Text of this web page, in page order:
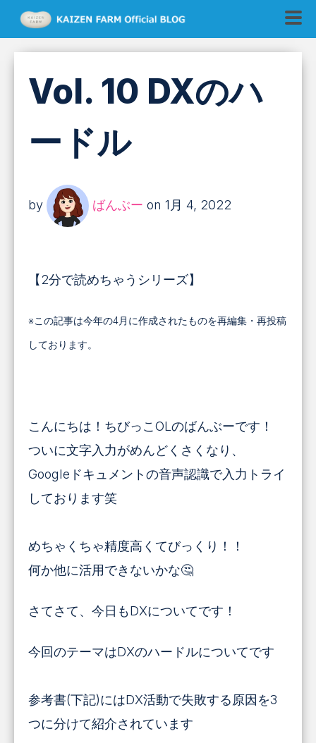
Vol. 10 DXのハ
ードル
by ばんぶー on 1月 4, 2022
【2分で読めちゃうシリーズ】
※この記事は今年の4月に作成されたものを再編集・再投稿
しております。
こんにちは！ちびっこOLのばんぶーです！
ついに文字入力がめんどくさくなり、
Googleドキュメントの音声認識で入力トライ
しております笑
めちゃくちゃ精度高くてびっくり！！
何か他に活用できないかな🤔
さてさて、今日もDXについてです！
今回のテーマはDXのハードルについてです
参考書(下記)にはDX活動で失敗する原因を3
つに分けて紹介されています